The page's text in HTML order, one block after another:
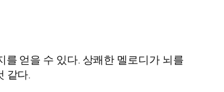
얻을 수 있다. 상쾌한 멜로디가 뇌를
같다.